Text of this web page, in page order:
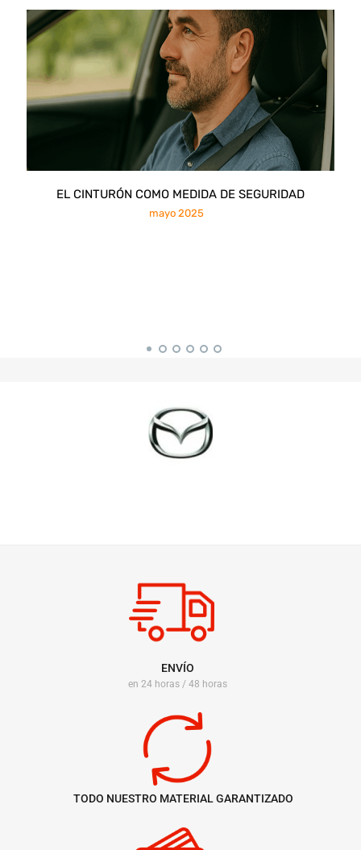
EL CINTURÓN COMO MEDIDA DE SEGURIDAD
mayo 2025
ENVÍO
en 24 horas / 48 horas
TODO NUESTRO MATERIAL GARANTIZADO